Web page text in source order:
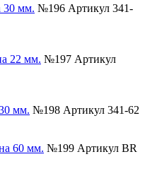
№196 Артикул 341-
№197 Артикул
№198 Артикул 341-62
№199 Артикул BR